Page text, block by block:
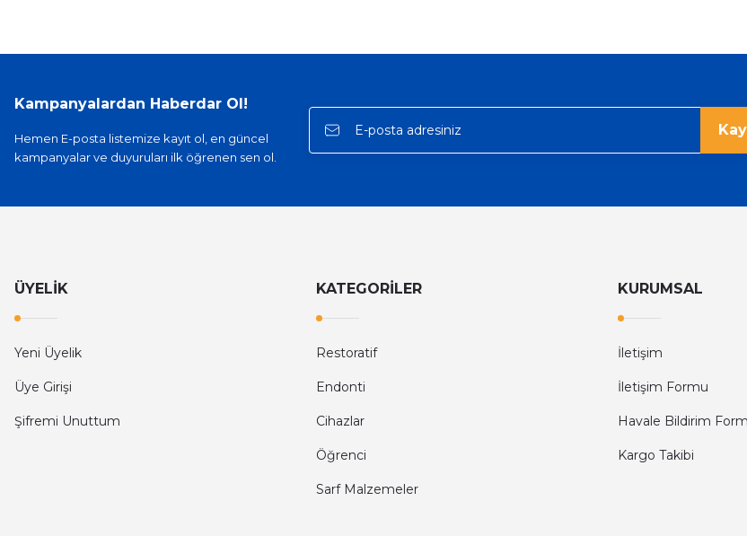
Kampanyalardan Haberdar Ol!
Hemen E-posta listemize kayıt ol, en güncel
kampanyalar ve duyuruları ilk öğrenen sen ol.
ÜYELİK
Yeni Üyelik
Üye Girişi
Şifremi Unuttum
KATEGORİLER
Restoratif
Endonti
Cihazlar
Öğrenci
Sarf Malzemeler
KURUMSAL
İletişim
İletişim Formu
Havale Bildirim
Kargo Takibi